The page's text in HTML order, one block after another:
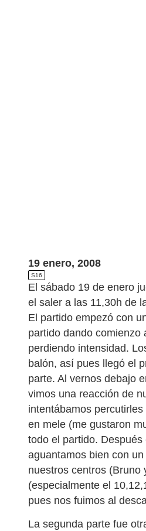
19 enero, 2008
S16
El sábado 19 de enero
el saler a las 11,30h de
El partido empezó con
partido dando comienzo
perdiendo intensidad.
balón, así pues llegó el
parte. Al vernos debajo
vimos una reacción de
intentábamos
en mele (me gustaron
todo el partido.
aguantamos bien con
nuestros centros (Bruno
(especialmente el
pues nos fuimos al
La segunda parte fue